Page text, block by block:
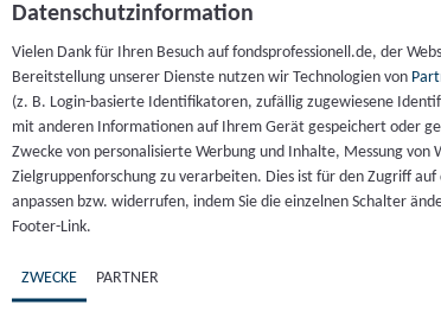
Datenschutzinformation
Vielen Dank für Ihren Besuch auf fondsprofessionell.de, der
Bereitstellung unserer Dienste nutzen wir Technologien von
(z. B. Login-basierte Identifikatoren, zufällig zugewiesene
mit anderen Informationen auf Ihrem Gerät gespeichert oder
Zwecke von personalisierte Werbung und Inhalte, Messung
Zielgruppenforschung zu verarbeiten. Dies ist für den Zugriff
anpassen bzw. widerrufen, indem Sie die einzelnen Schalter
Footer-Link.
ZWECKE PARTNER